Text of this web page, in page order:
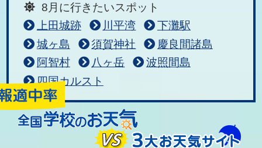
8月に行きたいスポット
上田城跡
川平湾
下灘駅
城ヶ島
須賀神社
慶良間諸島
阿智村
八ヶ岳
波照間島
四国カルスト